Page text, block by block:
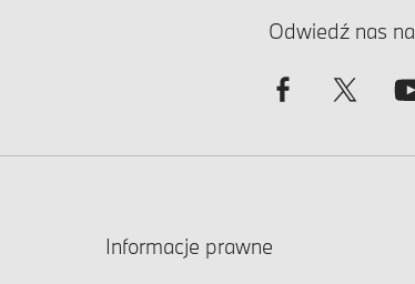
Odwiedź nas na
Informacje prawne